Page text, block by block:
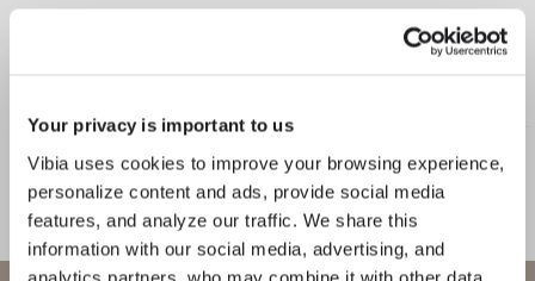
Your privacy is important to us
Vibia uses cookies to improve your browsing experience,
personalize content and ads, provide social media
features, and analyze our traffic. We share this
information with our social media, advertising, and
analytics partners, who may combine it with other data
Meridiano
Mayfair
PIE Y SOBREMESA
COLGANTES
Mayfair mini